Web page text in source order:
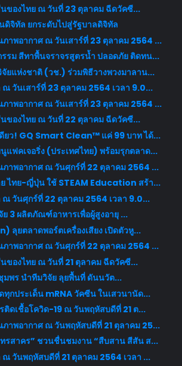
นของไทย ณ วันที่ 23 ตุลาคม ฉีดวัคซี...
ดิจิทัล ยกระดับไปสู่รัฐบาลดิจิทัล
าพอากาศ ณ วันเสาร์ที่ 23 ตุลาคม 2564 ...
รรม สีทาพื้นจราจรสูตรน้ำ ปลอดภัย ติดทน...
ยแห่งชาติ (วช.) ร่วมพิธีวางพวงมาลาน...
วันเสาร์ที่ 23 ตุลาคม 2564 เวลา 9.0...
าพอากาศ ณ วันเสาร์ที่ 23 ตุลาคม 2564 ...
นของไทย ณ วันที่ 22 ตุลาคม ฉีดวัคซี...
ยว! GQ Smart Clean™ แค่ 99 บาท ได้...
แฟคเจอริ่ง (ประเทศไทย) พร้อมรุกตลาด...
าพอากาศ ณ วันศุกร์ที่ 22 ตุลาคม 2564 ...
ไทย-ญี่ปุ่น ใช้ STEAM Education สร้า...
วันศุกร์ที่ 22 ตุลาคม 2564 เวลา 9.0...
3 ผลิตภัณฑ์อาหารเพื่อผู้สูงอายุ ...
ลุยตลาดพอร์ตเครื่องเสียง เปิดตัวหู...
าพอากาศ ณ วันศุกร์ที่ 22 ตุลาคม 2564 ...
ของไทย ณ วันที่ 21 ตุลาคม ฉีดวัคซี...
มพร นำทีมวิจัย ลุยพื้นที่ ดันนวัต...
ทุกประเด็น mRNA วัคซีน ในเสวนานัด...
ติดเชื้อโควิด-19 ณ วันพฤหัสบดีที่ 21 ต...
าพอากาศ ณ วันพฤหัสบดีที่ 21 ตุลาคม 25...
รสาคร” ชวนชื่นชมงาน “สืบสาน สีสัน ส...
วันพฤหัสบดีที่ 21 ตุลาคม 2564 เวลา ...